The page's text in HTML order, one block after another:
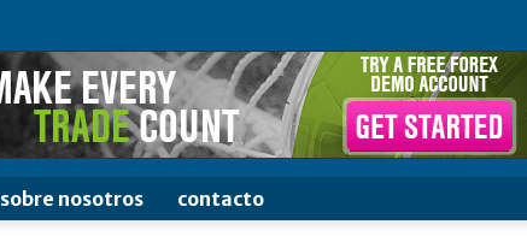
sobre nosotros contacto